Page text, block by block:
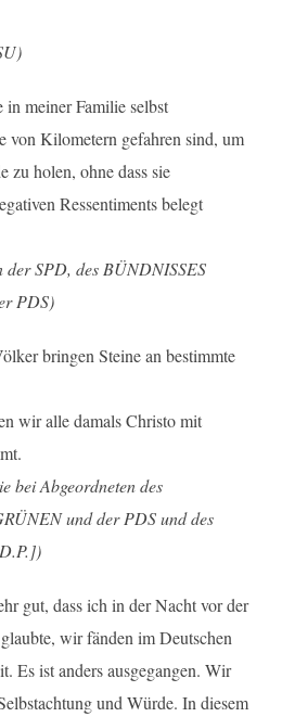
in meiner Familie selbst
von Kilometern gefahren sind, um
zu holen, ohne dass sie
Ressentiments belegt
SPD, des BÜNDNISSES
PDS)
bringen Steine an bestimmte
wir alle damals Christo mit
bei Abgeordneten des
und der PDS und des
gut, dass ich in der Nacht vor der
wir fänden im Deutschen
Es ist anders ausgegangen. Wir
und Würde. In diesem